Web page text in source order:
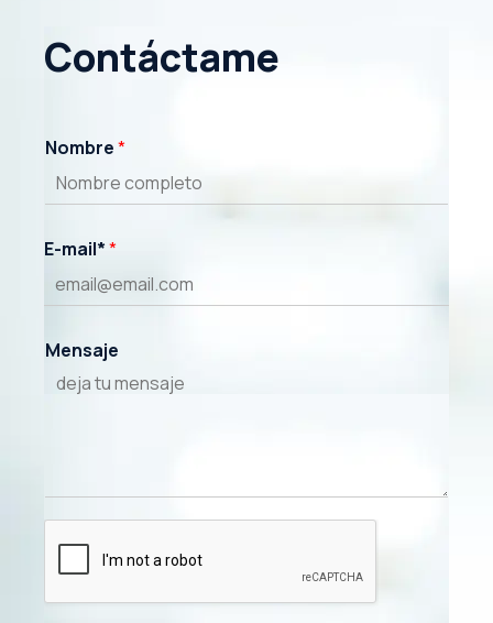
agosto 1, 2022
Contáctame
Nombre*
E-mail**
Mensaje